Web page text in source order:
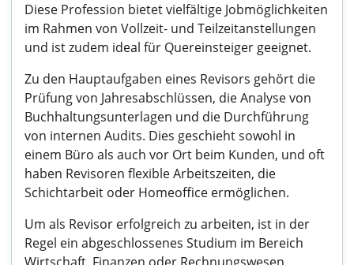
Diese Profession bietet vielfältige Jobmöglichkeiten
im Rahmen von Vollzeit- und Teilzeitanstellungen
und ist zudem ideal für Quereinsteiger geeignet.
Zu den Hauptaufgaben eines Revisors gehört die
Prüfung von Jahresabschlüssen, die Analyse von
Buchhaltungsunterlagen und die Durchführung
von internen Audits. Dies geschieht sowohl in
einem Büro als auch vor Ort beim Kunden, und oft
haben Revisoren flexible Arbeitszeiten, die
Schichtarbeit oder Homeoffice ermöglichen.
Um als Revisor erfolgreich zu arbeiten, ist in der
Regel ein abgeschlossenes Studium im Bereich